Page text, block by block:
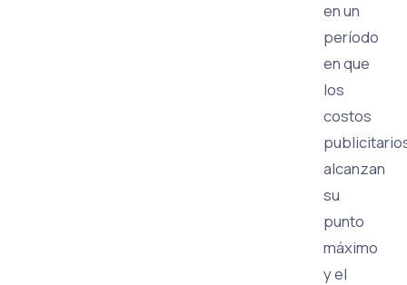
en un
período
en que
los
costos
alcanzan
su
punto
máximo
y el